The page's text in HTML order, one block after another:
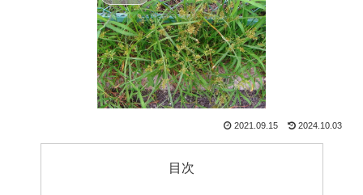
2021.09.15 2024.10.03
目次